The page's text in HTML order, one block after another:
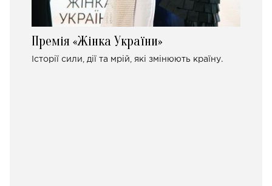
Премія «Жінка України»
Історії сили, дії та мрій, які змінюють країну.